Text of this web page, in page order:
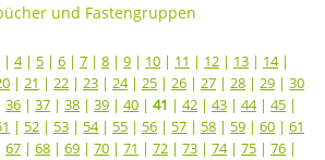
und Fastengruppen
| 4| 5 | 6 | 7 | 8 | 9 | 10 | 11 | 12 | 13 | 14|
| 21 | 22 | 23 | 24| 25 | 26 | 27 | 28 | 29 | 30
36 | 37 | 38 | 39 | 40 | 41 | 42 | 43 | 44| 45 |
| 52 | 53 | 54| 55 | 56 | 57 | 58 | 59 | 60 | 61
67 | 68 | 69 | 70 | 71 | 72 | 73 | 74| 75 | 76 |